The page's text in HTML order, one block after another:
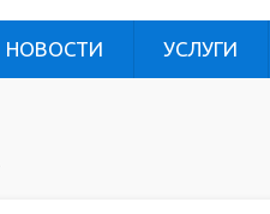
НОВОСТИ УСЛУГИ